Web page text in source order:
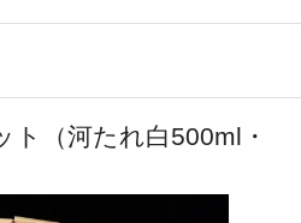
ト（河たれ白500ml・